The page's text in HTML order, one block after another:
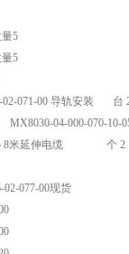
量5
量5
02-071-00 导轨安装 台
MX8030-04-000-070-
05 8米延伸电缆 个 2
02-077-00现货